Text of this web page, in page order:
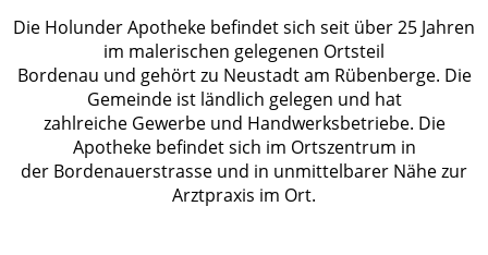
Die Holunder Apotheke befindet sich seit über 25 Jahren
im malerischen gelegenen Ortsteil
Bordenau und gehört zu Neustadt am Rübenberge. Die
Gemeinde ist ländlich gelegen und hat
zahlreiche Gewerbe und Handwerksbetriebe. Die
Apotheke befindet sich im Ortszentrum in
der Bordenauerstrasse und in unmittelbarer Nähe zur
Arztpraxis im Ort.